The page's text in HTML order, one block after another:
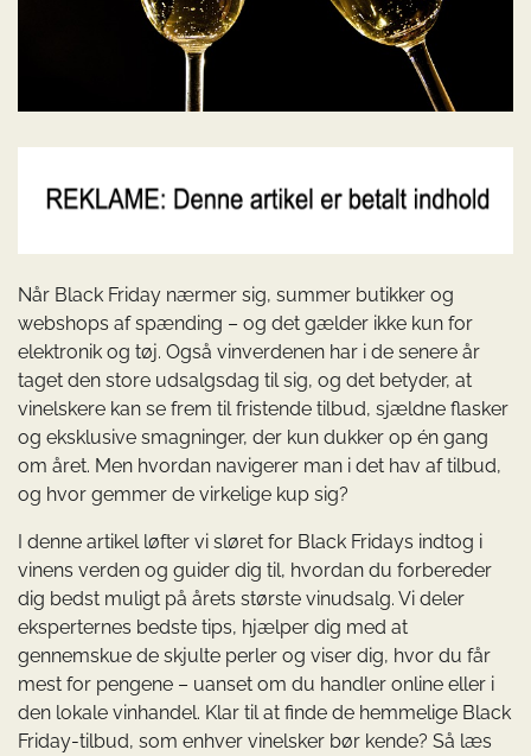
Når Black Friday nærmer sig, summer butikker og
webshops af spænding – og det gælder ikke kun for
elektronik og tøj. Også vinverdenen har i de senere år
taget den store udsalgsdag til sig, og det betyder, at
vinelskere kan se frem til fristende tilbud, sjældne flasker
og eksklusive smagninger, der kun dukker op én gang
om året. Men hvordan navigerer man i det hav af tilbud,
og hvor gemmer de virkelige kup sig?
I denne artikel løfter vi sløret for Black Fridays indtog i
vinens verden og guider dig til, hvordan du forbereder
dig bedst muligt på årets største vinudsalg. Vi deler
eksperternes bedste tips, hjælper dig med at
gennemskue de skjulte perler og viser dig, hvor du får
mest for pengene – uanset om du handler online eller i
den lokale vinhandel. Klar til at finde de hemmelige Black
Friday-tilbud, som enhver vinelsker bør kende? Så læs